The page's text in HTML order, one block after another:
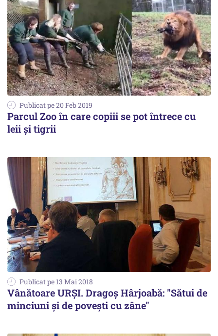
Publicat pe 20 Feb 2019
Parcul Zoo în care copiii se pot întrece cu
leii și tigrii
Publicat pe 13 Mai 2018
Vânătoare URŞI. Dragoș Hârjoabă: "Sătui de
minciuni și de povești cu zâne"